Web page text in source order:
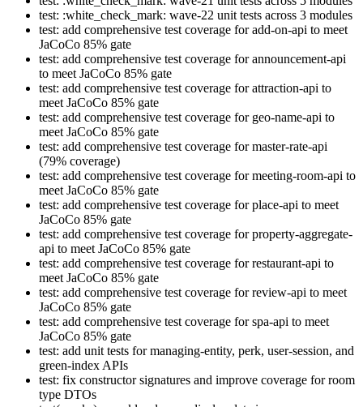
test: :white_check_mark: wave-22 unit tests across 3 modules
test: add comprehensive test coverage for add-on-api to meet
JaCoCo 85% gate
test: add comprehensive test coverage for announcement-api
to meet JaCoCo 85% gate
test: add comprehensive test coverage for attraction-api to
meet JaCoCo 85% gate
test: add comprehensive test coverage for geo-name-api to
meet JaCoCo 85% gate
test: add comprehensive test coverage for master-rate-api
(79% coverage)
test: add comprehensive test coverage for meeting-room-api to
meet JaCoCo 85% gate
test: add comprehensive test coverage for place-api to meet
JaCoCo 85% gate
test: add comprehensive test coverage for property-aggregate-
api to meet JaCoCo 85% gate
test: add comprehensive test coverage for restaurant-api to
meet JaCoCo 85% gate
test: add comprehensive test coverage for review-api to meet
JaCoCo 85% gate
test: add comprehensive test coverage for spa-api to meet
JaCoCo 85% gate
test: add unit tests for managing-entity, perk, user-session, and
green-index APIs
test: fix constructor signatures and improve coverage for room
type DTOs